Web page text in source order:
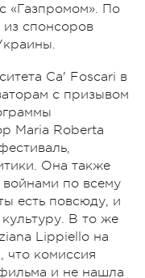
«Газпромом». По
из спонсоров
Ca' Foscari в
с призывом
Maria Roberta
Она также
по всему
есть повсюду, и
В то же
Lippiello на
что комиссия
и не нашла